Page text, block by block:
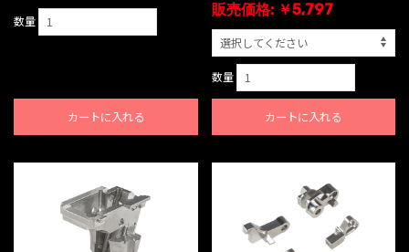
数量
カートに入れる
販売価格: ￥5,797
数量
カートに入れる